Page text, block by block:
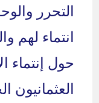
التحرر
انتماء لهم
حول إنتماء
العثمانيون